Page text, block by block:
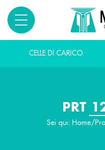
CELLE DI CARICO
PRT
Sei qui: Home/